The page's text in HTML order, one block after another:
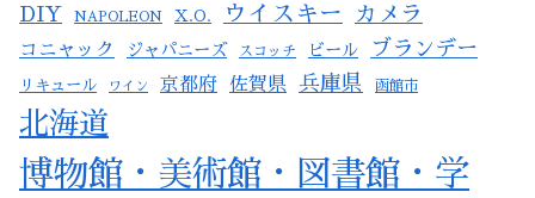
DIY NAPOLEON X.O. ウイスキー カメラ
コニャック ジャパニーズ スコッチ ビール ブランデー
リキュール ワイン 京都府 佐賀県 兵庫県 函館市
北海道
博物館・美術館・図書館・学